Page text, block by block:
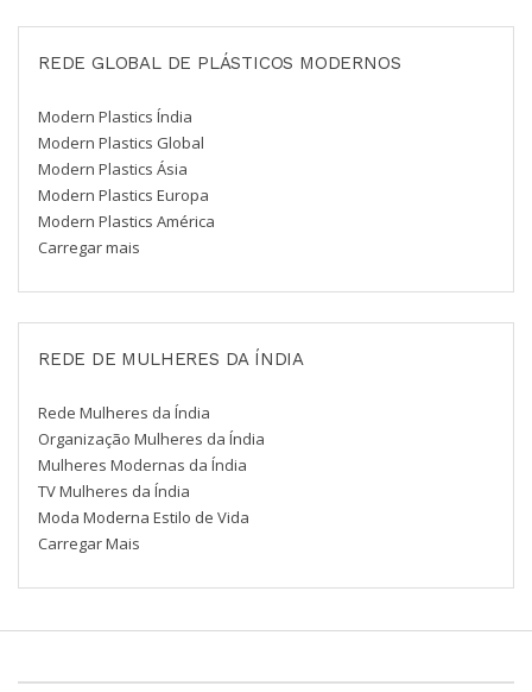
REDE GLOBAL DE PLÁSTICOS MODERNOS
Modern Plastics Índia
Modern Plastics Global
Modern Plastics Ásia
Modern Plastics Europa
Modern Plastics América
Carregar mais
REDE DE MULHERES DA ÍNDIA
Rede Mulheres da Índia
Organização Mulheres da Índia
Mulheres Modernas da Índia
TV Mulheres da Índia
Moda Moderna Estilo de Vida
Carregar Mais